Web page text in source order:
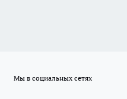
Мы в социальных сетях